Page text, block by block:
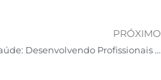
PRÓXIMO
A Importância do Curso Técnico na Área da Saúde: Desenvolvendo Profissionais Competentes e Essenciais